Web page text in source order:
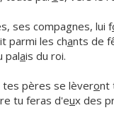
ses compagnes, lui f
parmi les chants de
palais du roi.
tes pères se lèveront
tu feras d'eux des